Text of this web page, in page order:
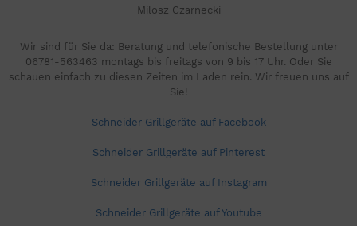
Milosz Czarnecki
Wir sind für Sie da: Beratung und telefonische Bestellung unter
06781-563463 montags bis freitags von 9 bis 17 Uhr. Oder Sie
schauen einfach zu diesen Zeiten im Laden rein. Wir freuen uns auf
Sie!
Schneider Grillgeräte auf Facebook
Schneider Grillgeräte auf Pinterest
Schneider Grillgeräte auf Instagram
Schneider Grillgeräte auf Youtube